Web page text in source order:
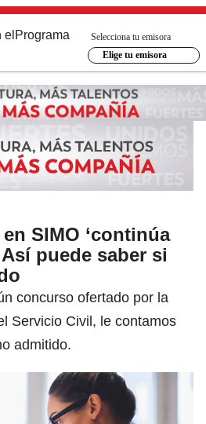
el Programa
Selecciona tu emisora
Elige tu emisora
SIMO ‘continúa
puede saber si
concurso ofertado por la
Servicio Civil, le contamos
admitido.